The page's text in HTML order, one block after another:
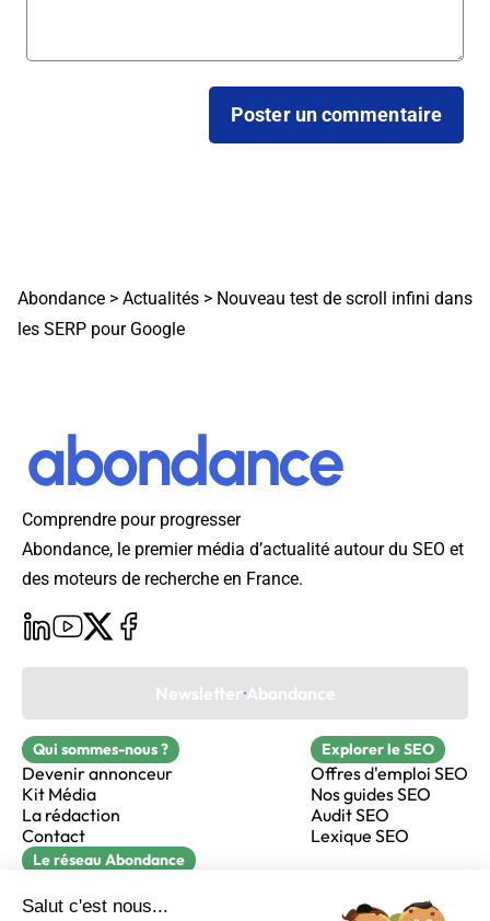
Abondance > Actualités > Nouveau test de scroll infini dans
les SERP pour Google
Comprendre pour progresser
Abondance, le premier média d’actualité autour du SEO et
des moteurs de recherche en France.
Newsletter Abondance
Qui sommes-nous ?
Devenir annonceur
Kit Média
La rédaction
Contact
Explorer le SEO
Offres d'emploi SEO
Nos guides SEO
Audit SEO
Lexique SEO
Le réseau Abondance
Réacteur